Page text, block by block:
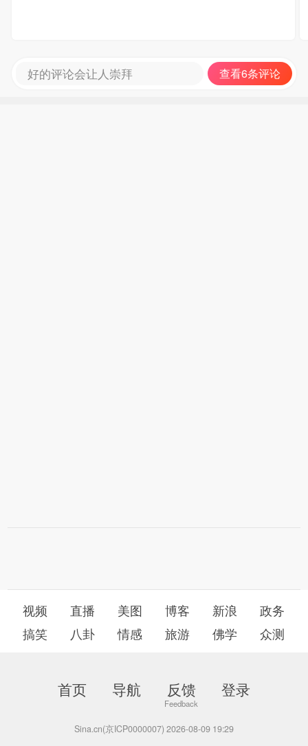
好的评论会让人崇拜 查看6条评论
视频 直播 美图 博客 新浪
政务
搞笑
八卦 情感 旅游 佛学 众测
首页 导航 反馈 登录
Sina.cn(京ICP0000007) 2026-08-09 19:29